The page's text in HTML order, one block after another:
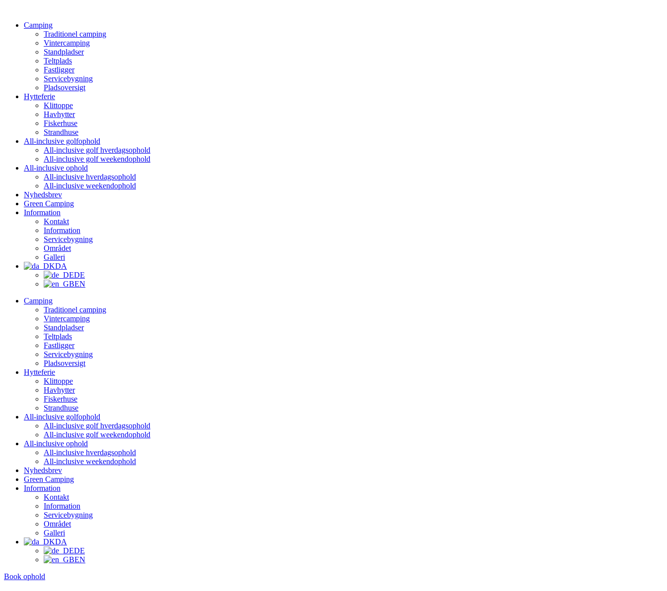
Camping
Traditionel camping
Vintercamping
Standpladser
Teltplads
Fastligger
Servicebygning
Pladsoversigt
Hytteferie
Klittoppe
Havhytter
Fiskerhuse
Strandhuse
All-inclusive golfophold
All-inclusive golf hverdagsophold
All-inclusive golf weekendophold
All-inclusive ophold
All-inclusive hverdagsophold
All-inclusive weekendophold
Nyhedsbrev
Green Camping
Information
Kontakt
Information
Servicebygning
Området
Galleri
DA
DE
EN
Camping
Traditionel camping
Vintercamping
Standpladser
Teltplads
Fastligger
Servicebygning
Pladsoversigt
Hytteferie
Klittoppe
Havhytter
Fiskerhuse
Strandhuse
All-inclusive golfophold
All-inclusive golf hverdagsophold
All-inclusive golf weekendophold
All-inclusive ophold
All-inclusive hverdagsophold
All-inclusive weekendophold
Nyhedsbrev
Green Camping
Information
Kontakt
Information
Servicebygning
Området
Galleri
DA
DE
EN
Book ophold